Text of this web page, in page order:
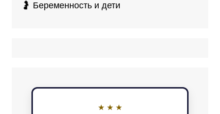
🤰 Беременность и дети